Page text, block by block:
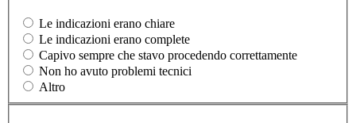
Le indicazioni erano chiare
Le indicazioni erano complete
Capivo sempre che stavo procedendo correttamente
Non ho avuto problemi tecnici
Altro